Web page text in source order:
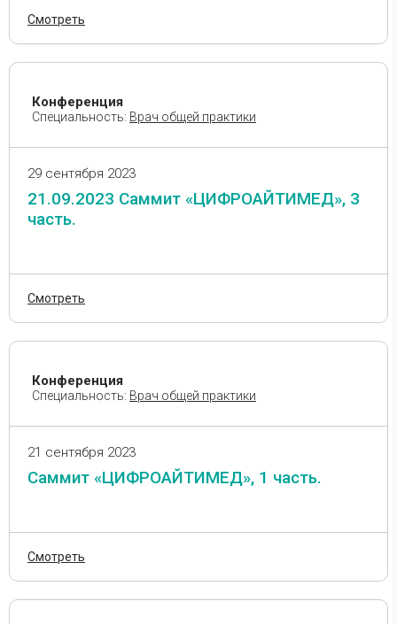
Пульмонология,
Реабилитология
Сексология
Стоматология
Студент
Терапия
Фармация
Фтизиатрия
Эндокринология
Эпидемиология
Смотреть
Конференция
Специальность: Врач общей практики
29 сентября 2023
21.09.2023 Саммит «ЦИФРОАЙТИМЕД», 3
часть.
Смотреть
Конференция
Специальность: Врач общей практики
21 сентября 2023
Саммит «ЦИФРОАЙТИМЕД», 1 часть.
Смотреть